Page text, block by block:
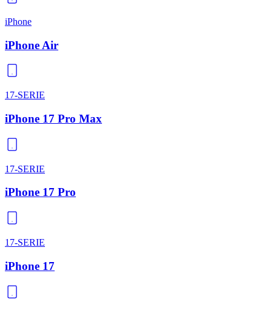
iPhone
iPhone Air
17-SERIE
iPhone 17 Pro Max
17-SERIE
iPhone 17 Pro
17-SERIE
iPhone 17